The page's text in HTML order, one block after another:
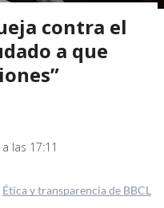
contra el
a que
las 17:11
Ética y transparencia de BBCL